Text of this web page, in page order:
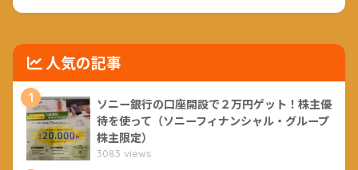
人気の記事
1
ソニー銀行の口座開設で２万円ゲット！株主優
待を使って（ソニーフィナンシャル・グループ
株主限定）
3083 views